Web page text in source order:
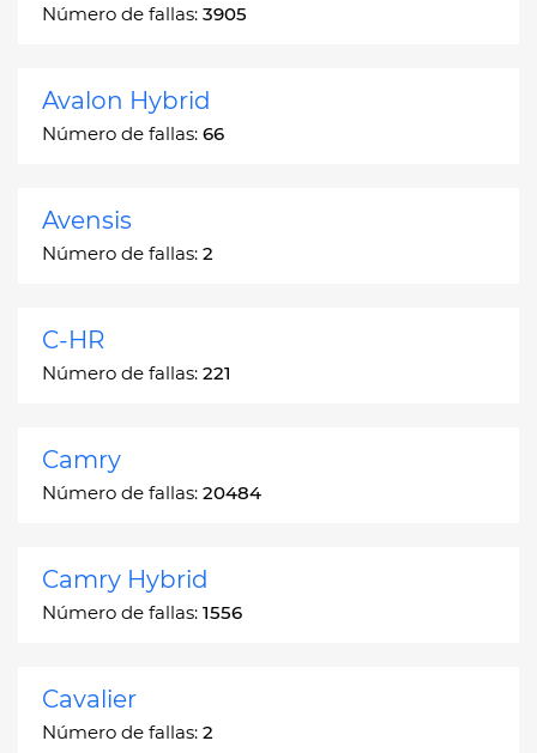
Número de fallas: 3905
Avalon Hybrid
Número de fallas: 66
Avensis
Número de fallas: 2
C-HR
Número de fallas: 221
Camry
Número de fallas: 20484
Camry Hybrid
Número de fallas: 1556
Cavalier
Número de fallas: 2